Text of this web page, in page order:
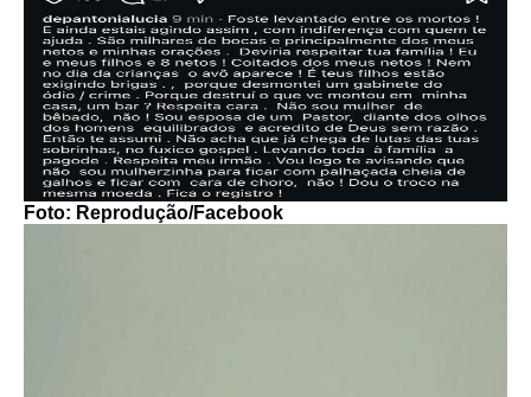
Foto: Reprodução/Facebook